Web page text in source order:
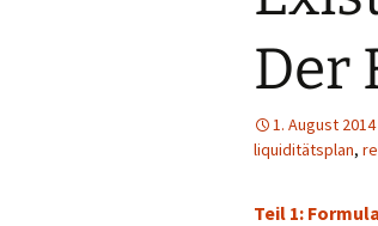
Der
1. August 2014
liquiditätsplan,
Teil 1: